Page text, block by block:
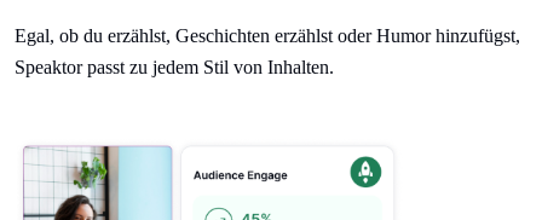
Egal, ob du erzählst, Geschichten erzählst oder Humor hinzufügst,
Speaktor passt zu jedem Stil von Inhalten.